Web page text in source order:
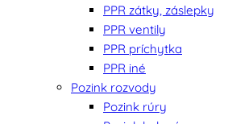
PPR zátky, záslepky
PPR ventily
PPR príchytka
PPR iné
Pozink rozvody
Pozink rúry